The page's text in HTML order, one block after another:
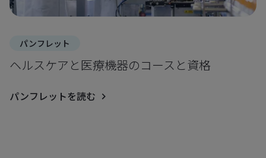
パンフレット
ヘルスケアと医療機器のコースと資格
パンフレットを読む